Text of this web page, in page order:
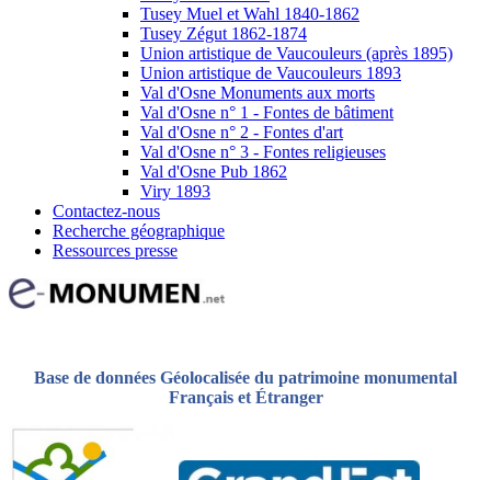
Tusey Muel et Wahl 1840-1862
Tusey Zégut 1862-1874
Union artistique de Vaucouleurs (après 1895)
Union artistique de Vaucouleurs 1893
Val d'Osne Monuments aux morts
Val d'Osne n° 1 - Fontes de bâtiment
Val d'Osne n° 2 - Fontes d'art
Val d'Osne n° 3 - Fontes religieuses
Val d'Osne Pub 1862
Viry 1893
Contactez-nous
Recherche géographique
Ressources presse
Base de données Géolocalisée du patrimoine monumental
Français et Étranger